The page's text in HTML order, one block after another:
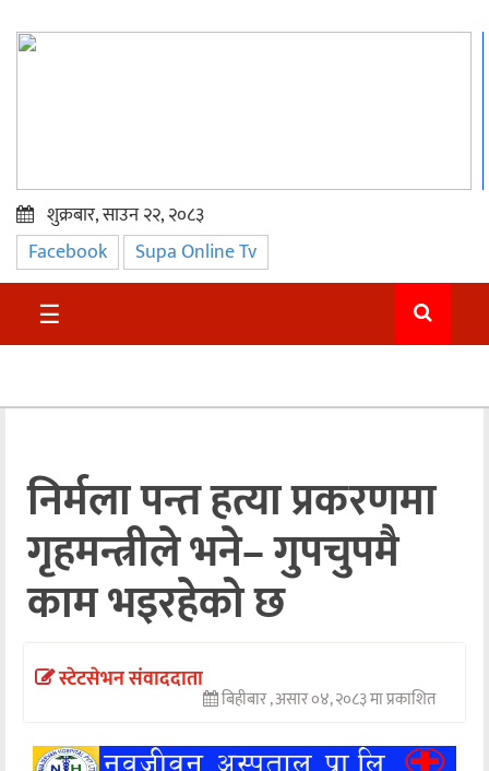
प्रमुख
समाचार
सुदुर
अन्तराष्ट्रिय
अन्तर्वार्ता
अर्थ
खेलकुद
मनोरञ्जन
शुक्रबार, साउन २२, २०८३
Facebook Supa Online Tv
☰
निर्मला पन्त हत्या प्रकरणमा
गृहमन्त्रीले भने– गुपचुपमै
काम भइरहेको छ
स्टेटसेभन संवाददाता
बिहीबार , असार ०४, २०८३ मा प्रकाशित